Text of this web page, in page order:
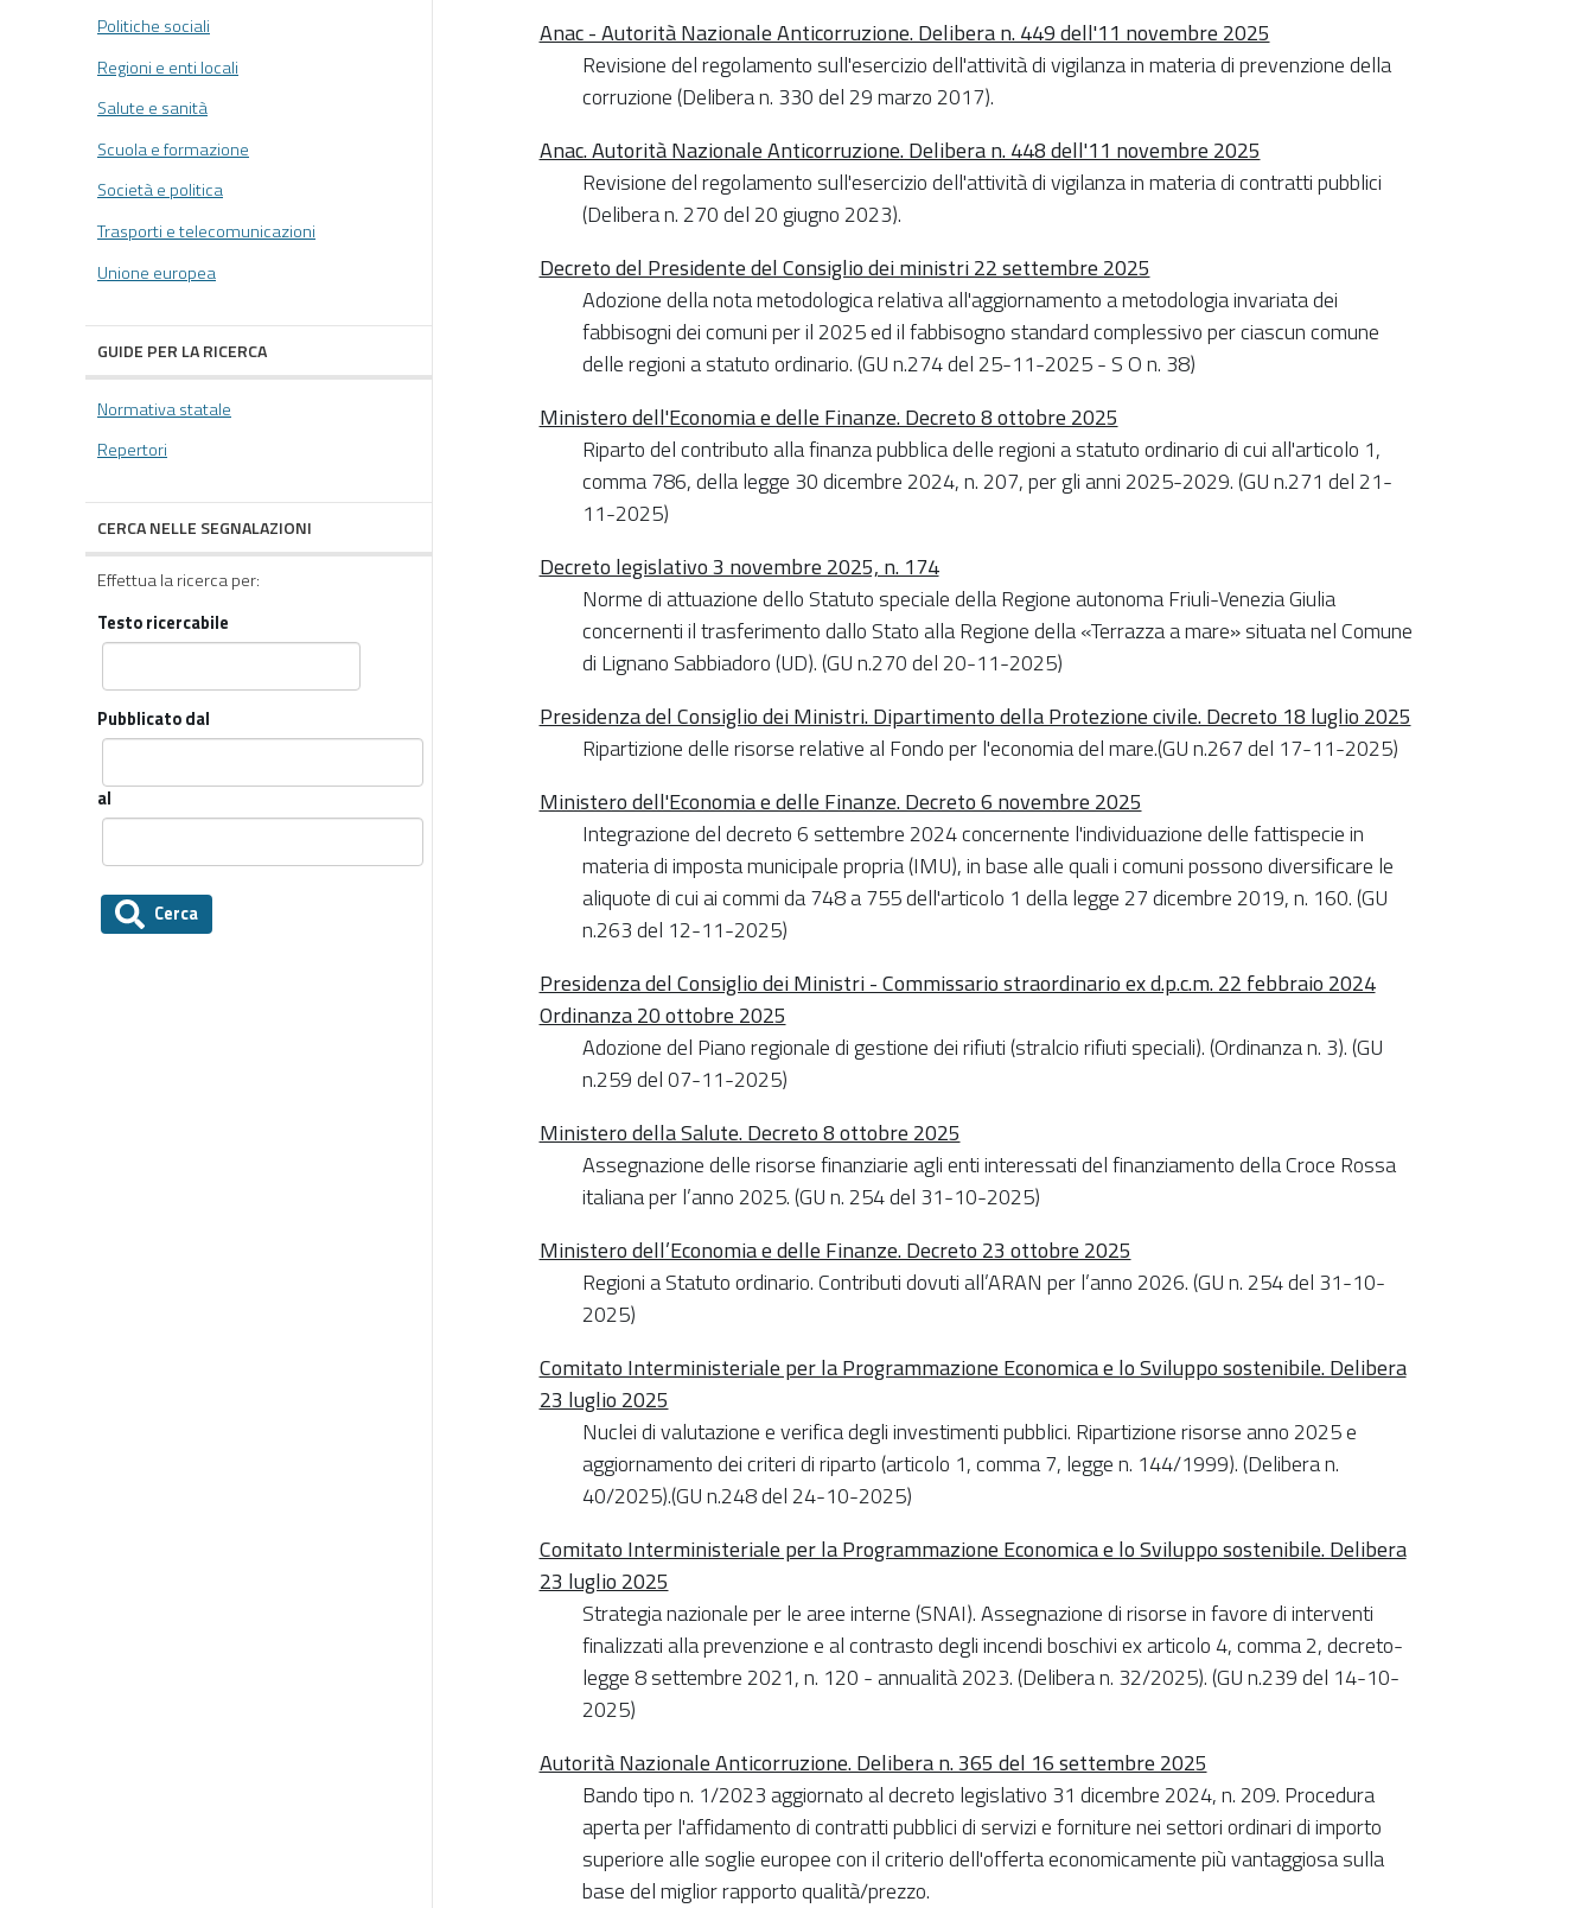
Anac - Autorità Nazionale Anticorruzione. Delibera n. 449 dell'11 novembre 2025
Revisione del regolamento sull'esercizio dell'attività di vigilanza in materia di prevenzione della
corruzione (Delibera n. 330 del 29 marzo 2017).
Anac. Autorità Nazionale Anticorruzione. Delibera n. 448 dell'11 novembre 2025
Revisione del regolamento sull'esercizio dell'attività di vigilanza in materia di contratti pubblici
(Delibera n. 270 del 20 giugno 2023).
Decreto del Presidente del Consiglio dei ministri 22 settembre 2025
Adozione della nota metodologica relativa all'aggiornamento a metodologia invariata dei
fabbisogni dei comuni per il 2025 ed il fabbisogno standard complessivo per ciascun comune
delle regioni a statuto ordinario. (GU n.274 del 25-11-2025 - S O n. 38)
Ministero dell'Economia e delle Finanze. Decreto 8 ottobre 2025
Riparto del contributo alla finanza pubblica delle regioni a statuto ordinario di cui all'articolo 1,
comma 786, della legge 30 dicembre 2024, n. 207, per gli anni 2025-2029. (GU n.271 del 21-
11-2025)
Decreto legislativo 3 novembre 2025, n. 174
Norme di attuazione dello Statuto speciale della Regione autonoma Friuli-Venezia Giulia
concernenti il trasferimento dallo Stato alla Regione della «Terrazza a mare» situata nel Comune
di Lignano Sabbiadoro (UD). (GU n.270 del 20-11-2025)
Presidenza del Consiglio dei Ministri. Dipartimento della Protezione civile. Decreto 18 luglio 2025
Ripartizione delle risorse relative al Fondo per l'economia del mare.(GU n.267 del 17-11-2025)
Ministero dell'Economia e delle Finanze. Decreto 6 novembre 2025
Integrazione del decreto 6 settembre 2024 concernente l'individuazione delle fattispecie in
materia di imposta municipale propria (IMU), in base alle quali i comuni possono diversificare le
aliquote di cui ai commi da 748 a 755 dell'articolo 1 della legge 27 dicembre 2019, n. 160. (GU
n.263 del 12-11-2025)
Presidenza del Consiglio dei Ministri - Commissario straordinario ex d.p.c.m. 22 febbraio 2024
Ordinanza 20 ottobre 2025
Adozione del Piano regionale di gestione dei rifiuti (stralcio rifiuti speciali). (Ordinanza n. 3). (GU
n.259 del 07-11-2025)
Ministero della Salute. Decreto 8 ottobre 2025
Assegnazione delle risorse finanziarie agli enti interessati del finanziamento della Croce Rossa
italiana per l’anno 2025. (GU n. 254 del 31-10-2025)
Ministero dell’Economia e delle Finanze. Decreto 23 ottobre 2025
Regioni a Statuto ordinario. Contributi dovuti all’ARAN per l’anno 2026. (GU n. 254 del 31-10-
2025)
Comitato Interministeriale per la Programmazione Economica e lo Sviluppo sostenibile. Delibera
23 luglio 2025
Nuclei di valutazione e verifica degli investimenti pubblici. Ripartizione risorse anno 2025 e
aggiornamento dei criteri di riparto (articolo 1, comma 7, legge n. 144/1999). (Delibera n.
40/2025).(GU n.248 del 24-10-2025)
Comitato Interministeriale per la Programmazione Economica e lo Sviluppo sostenibile. Delibera
23 luglio 2025
Strategia nazionale per le aree interne (SNAI). Assegnazione di risorse in favore di interventi
finalizzati alla prevenzione e al contrasto degli incendi boschivi ex articolo 4, comma 2, decreto-
legge 8 settembre 2021, n. 120 - annualità 2023. (Delibera n. 32/2025). (GU n.239 del 14-10-
2025)
Autorità Nazionale Anticorruzione. Delibera n. 365 del 16 settembre 2025
Bando tipo n. 1/2023 aggiornato al decreto legislativo 31 dicembre 2024, n. 209. Procedura
aperta per l'affidamento di contratti pubblici di servizi e forniture nei settori ordinari di importo
superiore alle soglie europee con il criterio dell'offerta economicamente più vantaggiosa sulla
base del miglior rapporto qualità/prezzo.
Politiche sociali
Regioni e enti locali
Salute e sanità
Scuola e formazione
Società e politica
Trasporti e telecomunicazioni
Unione europea
GUIDE PER LA RICERCA
Normativa statale
Repertori
CERCA NELLE SEGNALAZIONI
Effettua la ricerca per:
Testo ricercabile
Pubblicato dal
al